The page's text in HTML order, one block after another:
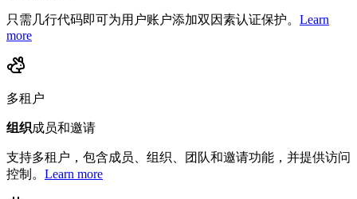
只需几行代码即可为用户账户添加双因素认证保护。 Learn
more
多租户
组织成员和邀请
支持多租户，包含成员、组织、团队和邀请功能，并提供访问
控制。 Learn more